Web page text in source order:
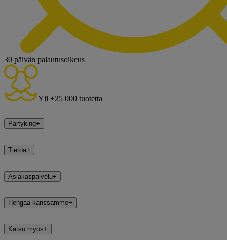
30 päivän palautusoikeus
Yli +25 000 tuotetta
Partyking+
Tietoa+
Asiakaspalvelu+
Hengaa kanssamme+
Katso myös+